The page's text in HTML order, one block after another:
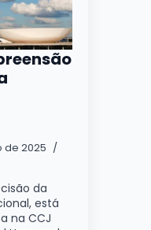
de 2025
da
está
na CCJ